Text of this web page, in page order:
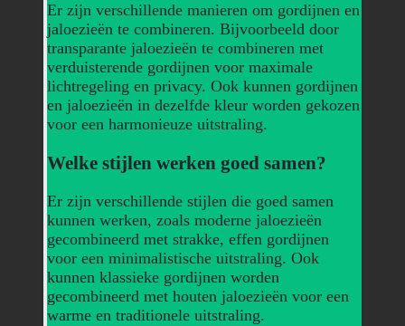
Er zijn verschillende manieren om gordijnen en
jaloezieën te combineren. Bijvoorbeeld door
transparante jaloezieën te combineren met
verduisterende gordijnen voor maximale
lichtregeling en privacy. Ook kunnen gordijnen
en jaloezieën in dezelfde kleur worden gekozen
voor een harmonieuze uitstraling.
Welke stijlen werken goed samen?
Er zijn verschillende stijlen die goed samen
kunnen werken, zoals moderne jaloezieën
gecombineerd met strakke, effen gordijnen
voor een minimalistische uitstraling. Ook
kunnen klassieke gordijnen worden
gecombineerd met houten jaloezieën voor een
warme en traditionele uitstraling.